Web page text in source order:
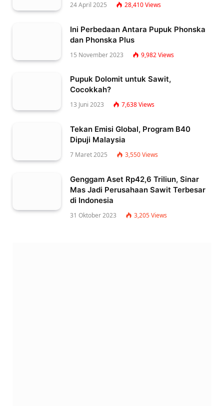
24 April 2025 28,410Views
Ini Perbedaan Antara Pupuk Phonska
dan Phonska Plus
15 November 2023 9,982Views
Pupuk Dolomit untuk Sawit,
Cocokkah?
13 Juni 2023 7,638Views
Tekan Emisi Global, Program B40
Dipuji Malaysia
7 Maret 2025 3,550Views
Genggam Aset Rp42,6 Triliun, Sinar
Mas Jadi Perusahaan Sawit Terbesar
di Indonesia
31 Oktober 2023 3,205Views